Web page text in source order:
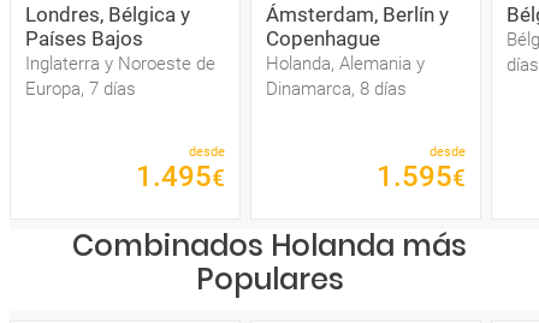
Londres, Bélgica y
Países Bajos
Inglaterra y Noroeste de
Europa, 7 días
desde
1 .495€
Ámsterdam, Berlín y
Copenhague
Holanda, Alemania y
Dinamarca, 8 días
desde
1 .595€
días
Combinados Holanda más
Populares